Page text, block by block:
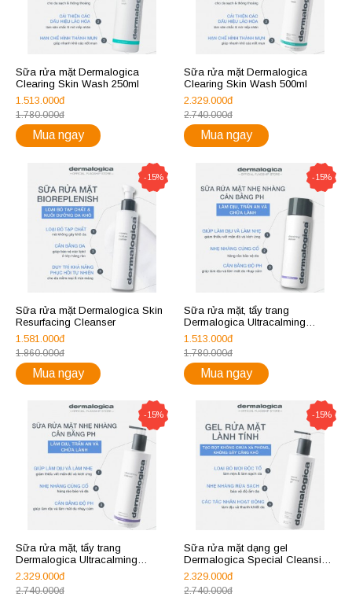
Sữa rửa mặt Dermalogica
Clearing Skin Wash 250ml
1.513.000đ
1.780.000đ
Mua ngay
Sữa rửa mặt Dermalogica
Clearing Skin Wash 500ml
2.329.000đ
2.740.000đ
Mua ngay
-15%
Sữa rửa mặt Dermalogica Skin
Resurfacing Cleanser
1.581.000đ
1.860.000đ
Mua ngay
-15%
Sữa rửa mặt, tẩy trang
Dermalogica Ultracalming
Cleanser 250ml
1.513.000đ
1.780.000đ
Mua ngay
-15%
Sữa rửa mặt, tẩy trang
Dermalogica Ultracalming
Cleanser 500ml
2.329.000đ
2.740.000đ
-15%
Sữa rửa mặt dạng gel
Dermalogica Special Cleansing
Gel 500ml
2.329.000đ
2.740.000đ